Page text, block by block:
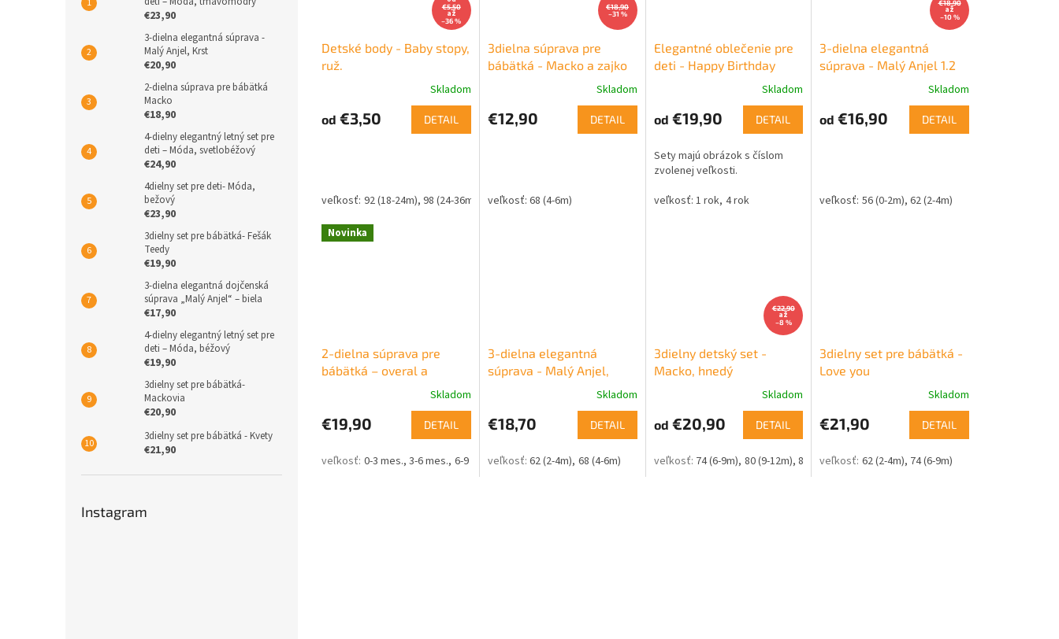
€23,90
3-dielna elegantná súprava -
Malý Anjel, Krst
€20,90
2-dielna súprava pre bábätká
Macko
€18,90
4-dielny elegantný letný set pre
deti – Móda, svetlobéžový
€24,90
4dielny set pre deti- Móda,
bežový
€23,90
3dielny set pre bábätká- Fešák
Teedy
€19,90
3-dielna elegantná dojčenská
súprava „Malý Anjel“ – biela
€17,90
4-dielny elegantný letný set pre
deti – Móda, béžový
€19,90
3dielny set pre bábätká-
Mackovia
€20,90
3dielny set pre bábätká - Kvety
€21,90
Instagram
€5,50
až
–36 %
Detské body - Baby stopy,
ruž.
Skladom
od €3,50 DETAIL
92 (18-24m) 98 (24-36m)
€18,90
–31 %
3dielna súprava pre
bábätká - Macko a zajko
Skladom
€12,90 DETAIL
68 (4-6m)
Elegantné oblečenie pre
deti - Happy Birthday
Skladom
od €19,90 DETAIL
Sety majú obrázok s číslom
zvolenej veľkosti.
1 rok 4 rok
€18,90
až
–10 %
3-dielna elegantná
súprava - Malý Anjel 1.2
Skladom
od €16,90 DETAIL
56 (0-2m) 62 (2-4m)
Novinka
2-dielna súprava pre
bábätká – overal a
Skladom
€19,90 DETAIL
0-3 mes. 3-6 mes. 6-9 mes.
3-dielna elegantná
súprava - Malý Anjel,
Skladom
€18,70 DETAIL
62 (2-4m) 68 (4-6m)
€22,90
až
–8 %
3dielny detský set -
Macko, hnedý
Skladom
od €20,90 DETAIL
74 (6-9m) 80 (9-12m) 86 (12-18m)
3dielny set pre bábätká -
Love you
Skladom
€21,90 DETAIL
62 (2-4m) 74 (6-9m)